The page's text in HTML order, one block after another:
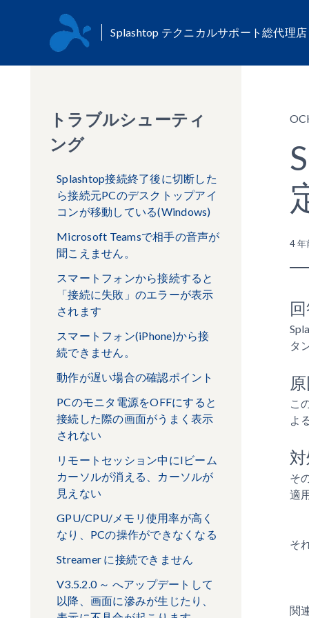
Splashtop テクニカルサポート総代理
トラブルシューティ
ング
Splashtop接続終了後に切断した
ら接続元PCのデスクトップアイ
コンが移動している(Windows)
Microsoft Teamsで相手の音声が
聞こえません。
スマートフォンから接続すると
「接続に失敗」のエラーが表示
されます
スマートフォン(iPhone)から接
続できません。
動作が遅い場合の確認ポイント
PCのモニタ電源をOFFにすると
接続した際の画面がうまく表示
されない
リモートセッション中にIビーム
カーソルが消える、カーソルが
見えない
GPU/CPU/メモリ使用率が高く
なり、PCの操作ができなくなる
Streamer に接続できません
V3.5.2.0 ～ へアップデートして
以降、画面に滲みが生じたり、
4 年
タ
こ
よ
そ
適
そ
関